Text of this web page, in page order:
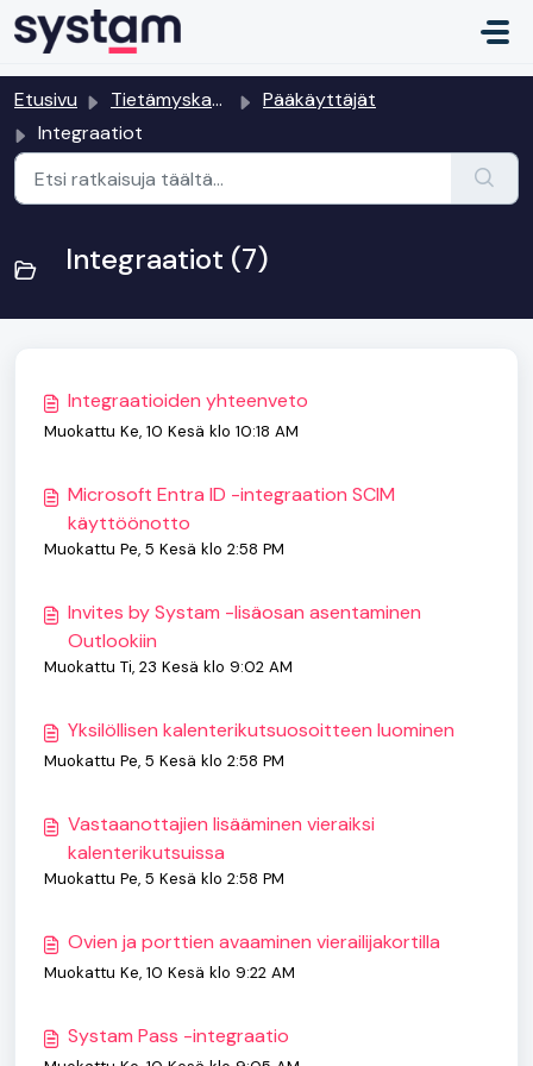
Siirry pääsisältöön
Etusivu Tietämyskanta
Pääkäyttäjät
Integraatiot
Integraatiot (7)
Integraatioiden yhteenveto
Muokattu Ke, 10 Kesä klo 10:18 AM
Microsoft Entra ID -integraation SCIM
käyttöönotto
Muokattu Pe, 5 Kesä klo 2:58 PM
Invites by Systam -lisäosan asentaminen
Outlookiin
Muokattu Ti, 23 Kesä klo 9:02 AM
Yksilöllisen kalenterikutsuosoitteen luominen
Muokattu Pe, 5 Kesä klo 2:58 PM
Vastaanottajien lisääminen vieraiksi
kalenterikutsuissa
Muokattu Pe, 5 Kesä klo 2:58 PM
Ovien ja porttien avaaminen vierailijakortilla
Muokattu Ke, 10 Kesä klo 9:22 AM
Systam Pass -integraatio